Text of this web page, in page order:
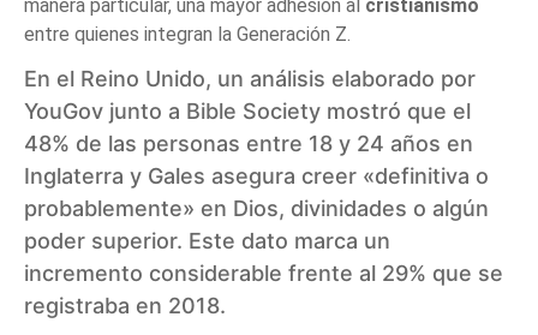
manera particular, una mayor adhesión al cristianismo
entre quienes integran la Generación Z.
En el Reino Unido, un análisis elaborado por
YouGov junto a Bible Society mostró que el
48% de las personas entre 18 y 24 años en
Inglaterra y Gales asegura creer «definitiva o
probablemente» en Dios, divinidades o algún
poder superior. Este dato marca un
incremento considerable frente al 29% que se
registraba en 2018.